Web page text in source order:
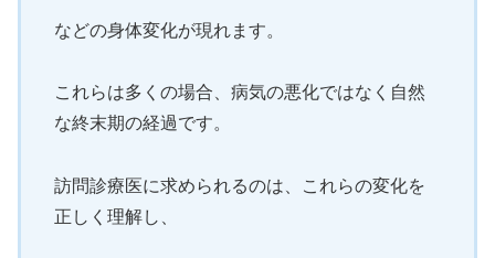
などの身体変化が現れます。
これらは多くの場合、病気の悪化ではなく自然
な終末期の経過です。
訪問診療医に求められるのは、これらの変化を
正しく理解し、